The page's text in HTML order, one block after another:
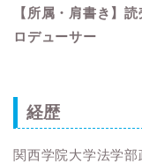
【所属・肩書き】
ロデューサー
経歴
関西学院大学法学